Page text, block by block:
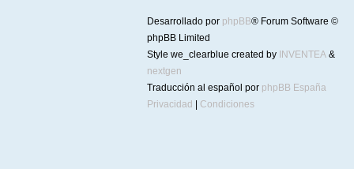
Desarrollado por phpBB® Forum Software ©
phpBB Limited
Style we_clearblue created by INVENTEA &
nextgen
Traducción al español por phpBB España
Privacidad
Condiciones